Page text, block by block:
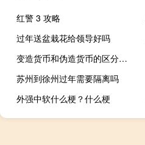
红警 3 攻略
过年送盆栽花给领导好吗
变造货币和伪造货币的区分都有哪些
苏州到徐州过年需要隔离吗
外强中软什么梗？什么梗